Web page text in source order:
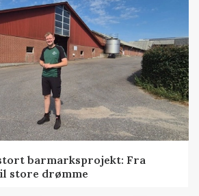
barmarksprojekt: Fra
store drømme